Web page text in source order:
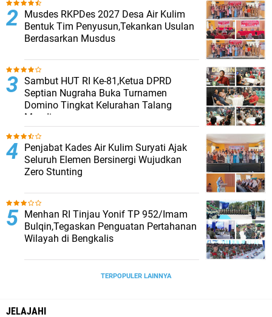
Musdes RKPDes 2027 Desa Air Kulim
Bentuk Tim Penyusun,Tekankan Usulan
Berdasarkan Musdus
Sambut HUT RI Ke-81,Ketua DPRD
Septian Nugraha Buka Turnamen
Domino Tingkat Kelurahan Talang
Mandi
Penjabat Kades Air Kulim Suryati Ajak
Seluruh Elemen Bersinergi Wujudkan
Zero Stunting
Menhan RI Tinjau Yonif TP 952/Imam
Bulqin,Tegaskan Penguatan Pertahanan
Wilayah di Bengkalis
TERPOPULER LAINNYA
JELAJAHI